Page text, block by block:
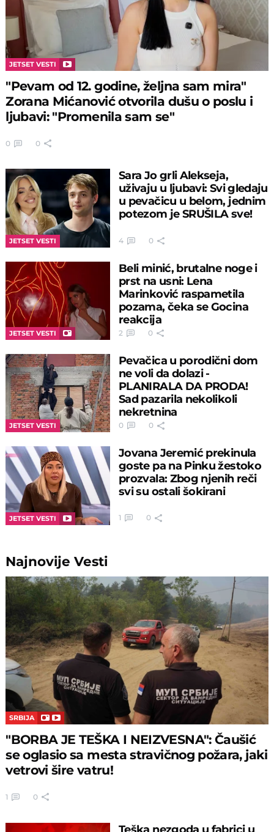
JETSET VESTI
"Pevam od 12. godine, željna sam mira"
Zorana Mićanović otvorila dušu o poslu i
ljubavi: "Promenila sam se"
0 0
JETSET VESTI
Sara Jo grli Alekseja,
uživaju u ljubavi: Svi gledaju
u pevačicu u belom, jednim
potezom je SRUŠILA sve!
4 0
JETSET VESTI
Beli minić, brutalne noge i
prst na usni: Lena
Marinković raspametila
pozama, čeka se Gocina
reakcija
2 0
JETSET VESTI
Pevačica u porodični dom
ne voli da dolazi -
PLANIRALA DA PRODA!
Sad pazarila nekolikoli
nekretnina
0 0
JETSET VESTI
Jovana Jeremić prekinula
goste pa na Pinku žestoko
prozvala: Zbog njenih reči
svi su ostali šokirani
1 0
NajnovijeVesti
SRBIJA
"BORBA JE TEŠKA I NEIZVESNA": Čaušić
se oglasio sa mesta stravičnog požara, jaki
vetrovi šire vatru!
1 0
Teška nezgoda u fabrici u